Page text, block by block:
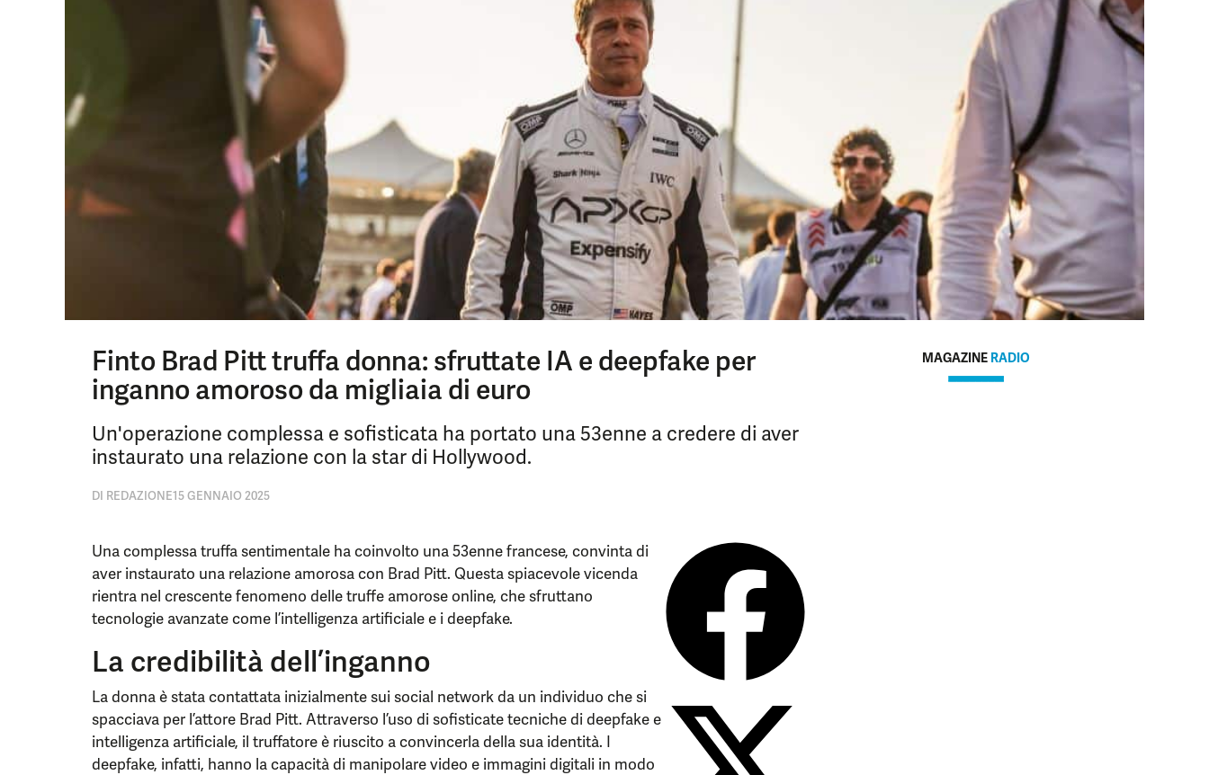
Finto Brad Pitt truffa donna: sfruttate IA e deepfake per
inganno amoroso da migliaia di euro
Un'operazione complessa e sofisticata ha portato una 53enne a credere di aver
instaurato una relazione con la star di Hollywood.
DI REDAZIONE15 GENNAIO 2025
Una complessa truffa sentimentale ha coinvolto una 53enne francese, convinta di
aver instaurato una relazione amorosa con Brad Pitt. Questa spiacevole vicenda
rientra nel crescente fenomeno delle truffe amorose online, che sfruttano
tecnologie avanzate come l’intelligenza artificiale e i deepfake.
La credibilità dell’inganno
La donna è stata contattata inizialmente sui social network da un individuo che si
spacciava per l’attore Brad Pitt. Attraverso l’uso di sofisticate tecniche di deepfake e
intelligenza artificiale, il truffatore è riuscito a convincerla della sua identità. I
deepfake, infatti, hanno la capacità di manipolare video e immagini digitali in modo
MAGAZINE RADIO